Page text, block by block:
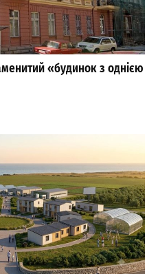
«будинок з однією